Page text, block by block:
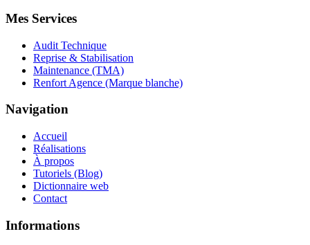
Mes Services
Audit Technique
Reprise & Stabilisation
Maintenance (TMA)
Renfort Agence (Marque blanche)
Navigation
Accueil
Réalisations
À propos
Tutoriels (Blog)
Dictionnaire web
Contact
Informations